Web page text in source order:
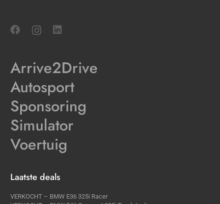
Arrive2Drive
Autosport
Sponsoring
Simulator
Voertuig
Laatste deals
VERKOCHT – BMW E36 325i Racer